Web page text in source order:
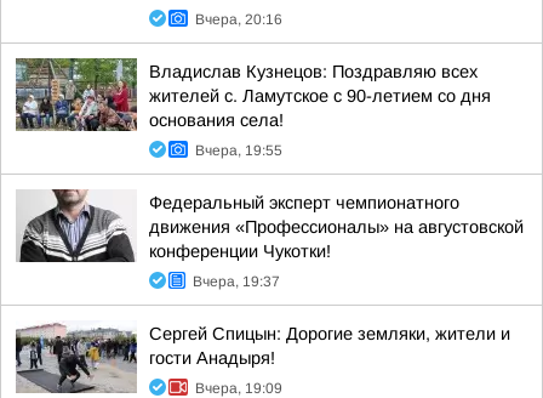
Вчера, 20:16
Владислав Кузнецов: Поздравляю всех
жителей с. Ламутское с 90-летием со дня
основания села!
Вчера, 19:55
Федеральный эксперт чемпионатного
движения «Профессионалы» на августовской
конференции Чукотки!
Вчера, 19:37
Сергей Спицын: Дорогие земляки, жители и
гости Анадыря!
Вчера, 19:09